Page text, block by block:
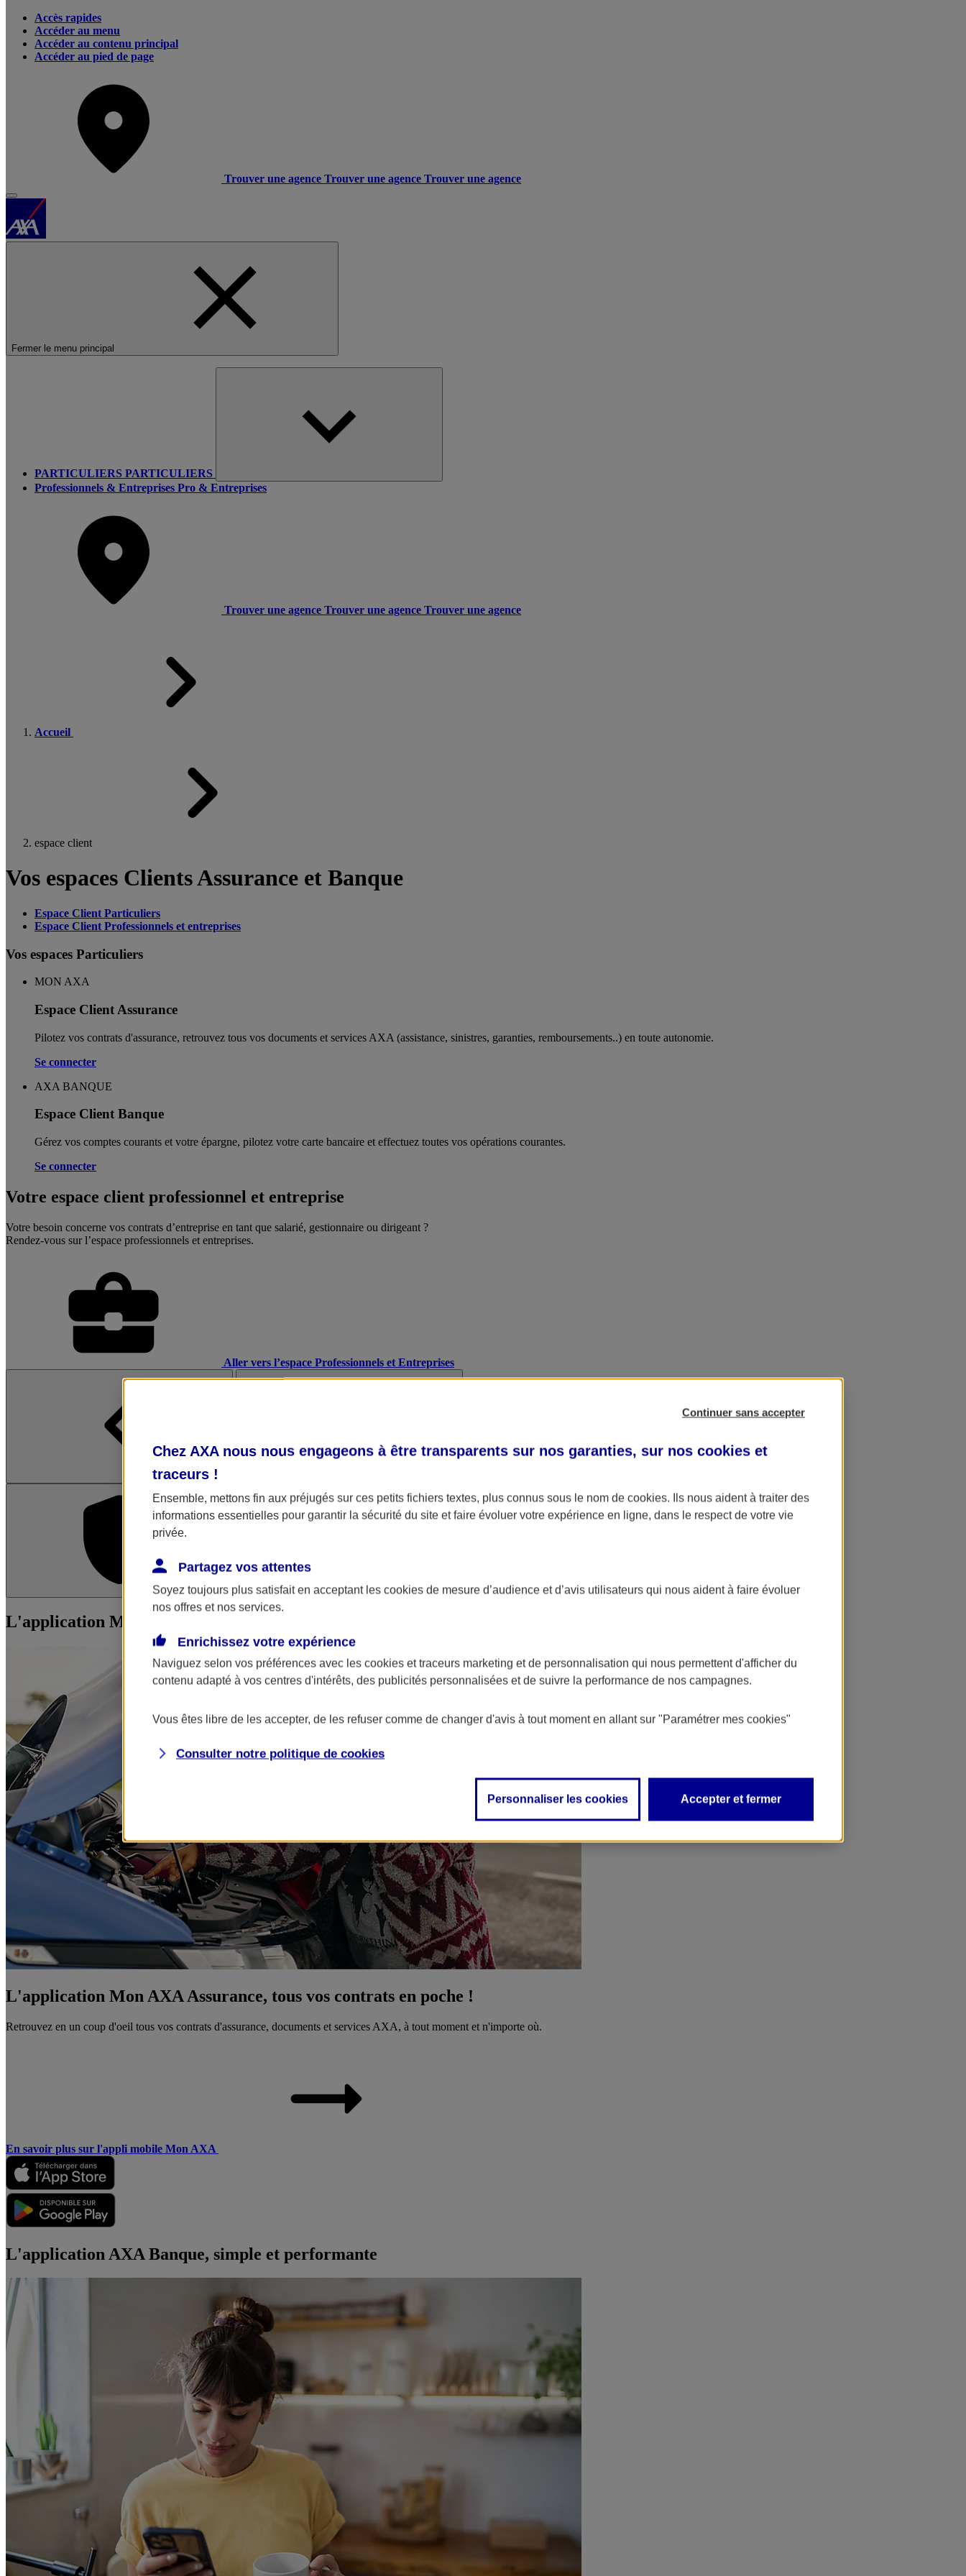
Accès rapides
Accéder au menu
Accéder au contenu principal
Accéder au pied de page
Trouver une agence Trouver une agence Trouver une agence
Fermer le menu principal
PARTICULIERS PARTICULIERS
Professionnels & Entreprises Pro & Entreprises
Trouver une agence Trouver une agence Trouver une agence
Accueil
espace client
Vos espaces Clients Assurance et Banque
Espace Client Particuliers
Espace Client Professionnels et entreprises
Vos espaces Particuliers
MON AXA
Espace Client Assurance
Pilotez vos contrats d'assurance, retrouvez tous vos documents et services AXA (assistance, sinistres, garanties, remboursements..) en toute autonomie. ​
Se connecter
AXA BANQUE
Espace Client Banque
Gérez vos comptes courants et votre épargne, pilotez votre carte bancaire et effectuez toutes vos opérations courantes.
Se connecter
Votre espace client professionnel et entreprise
Votre besoin concerne vos contrats d’entreprise en tant que salarié, gestionnaire ou dirigeant ?
Rendez-vous sur l’espace professionnels et entreprises.
Aller vers l’espace Professionnels et Entreprises
L'application Mon AXA Assurance L'application AXA Banque
L'application Mon AXA Assurance, tous vos contrats en poche !
L'application Mon AXA Assurance, tous vos contrats en poche !
Retrouvez en un coup d'oeil tous vos contrats d'assurance, documents et services AXA, à tout moment et n'importe où.
En savoir plus sur l'appli mobile Mon AXA
L'application AXA Banque, simple et performante
Continuer sans accepter
Chez AXA nous nous engageons à être transparents sur nos garanties, sur nos cookies et
traceurs !
Ensemble, mettons fin aux préjugés sur ces petits fichiers textes, plus connus sous le nom de cookies. Ils nous aident à traiter des
informations essentielles pour garantir la sécurité du site et faire évoluer votre expérience en ligne, dans le respect de votre vie
privée.
Partagez vos attentes
Soyez toujours plus satisfait en acceptant les cookies de mesure d’audience et d’avis utilisateurs qui nous aident à faire évoluer
nos offres et nos services.
Enrichissez votre expérience
Naviguez selon vos préférences avec les cookies et traceurs marketing et de personnalisation qui nous permettent d'afficher du
contenu adapté à vos centres d'intérêts, des publicités personnalisées et de suivre la performance de nos campagnes.
Vous êtes libre de les accepter, de les refuser comme de changer d'avis à tout moment en allant sur "Paramétrer mes cookies"
Consulter notre politique de cookies
Personnaliser les cookies Accepter et fermer